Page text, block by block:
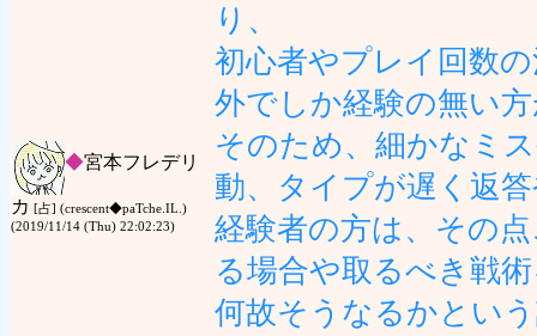
◆宮本フレデリ
カ [占] (crescent◆paTche.IL.)
(2019/11/14 (Thu) 22:02:23)
り、
初心者やプレイ回数
外でしか経験の無い
そのため、細かなミ
動、タイプが遅く返
経験者の方は、その
る場合や取るべき戦
何故そうなるかとい